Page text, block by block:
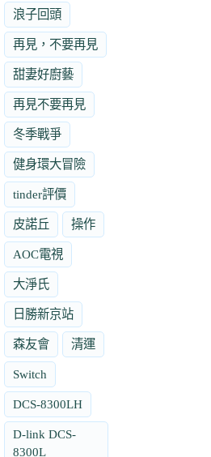
浪子回頭
再見，不要再見
甜妻好廚藝
再見不要再見
冬季戰爭
健身環大冒險
tinder評價
皮諾丘 操作
AOC電視
大淨氏
日勝新京站
森友會 清運
Switch
DCS-8300LH
D-link DCS-
8300L